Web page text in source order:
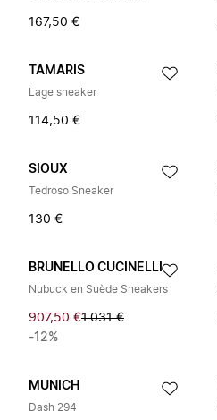
167,50 €
TAMARIS
Lage sneaker
114,50 €
SIOUX
Tedroso Sneaker
130 €
BRUNELLO CUCINELLI
Nubuck en Suède Sneakers
907,50 €1.031 €
-12%
MUNICH
Dash 294